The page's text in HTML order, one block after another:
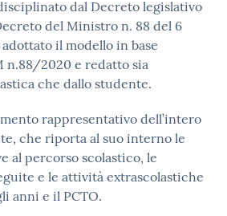
dal Decreto legislativo
del Ministro n. 88 del 6
il modello in base
n.88/2020 e redatto sia
che dallo studente.
rappresentativo dell’intero
che riporta al suo interno le
al percorso scolastico, le
e le attività extrascolastiche
anni e il PCTO.